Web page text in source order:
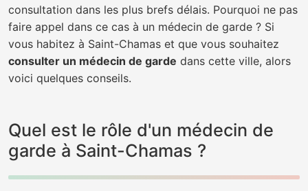
consultation dans les plus brefs délais. Pourquoi ne pas
faire appel dans ce cas à un médecin de garde ? Si
vous habitez à Saint-Chamas et que vous souhaitez
consulter un médecin de garde dans cette ville, alors
voici quelques conseils.
Quel est le rôle d'un médecin de
garde à Saint-Chamas ?